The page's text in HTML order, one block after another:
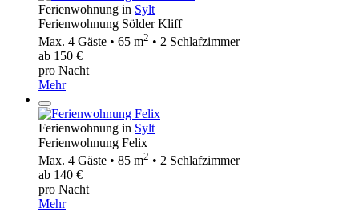
Ferienwohnung in Sylt
Ferienwohnung Sölder Kliff
Max. 4 Gäste • 65 m2 • 2 Schlafzimmer
ab 150 €
pro Nacht
Mehr
Ferienwohnung in Sylt
Ferienwohnung Felix
Max. 4 Gäste • 85 m2 • 2 Schlafzimmer
ab 140 €
pro Nacht
Mehr